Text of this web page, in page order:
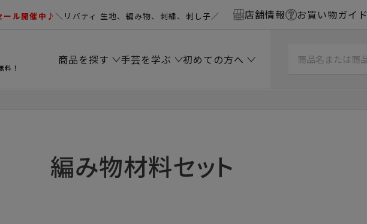
ール開催中♪＼リバティ 生地、編み物、刺繍、刺し子／ 店舗情報 お買い物ガイド
料！
商品を探す 手芸を学ぶ 初めての方へ
編み物材料セット